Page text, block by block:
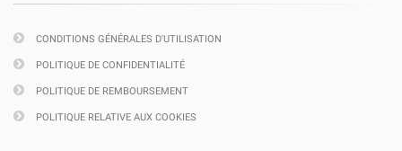
CONDITIONS GÉNÉRALES D'UTILISATION
POLITIQUE DE CONFIDENTIALITÉ
POLITIQUE DE REMBOURSEMENT
POLITIQUE RELATIVE AUX COOKIES